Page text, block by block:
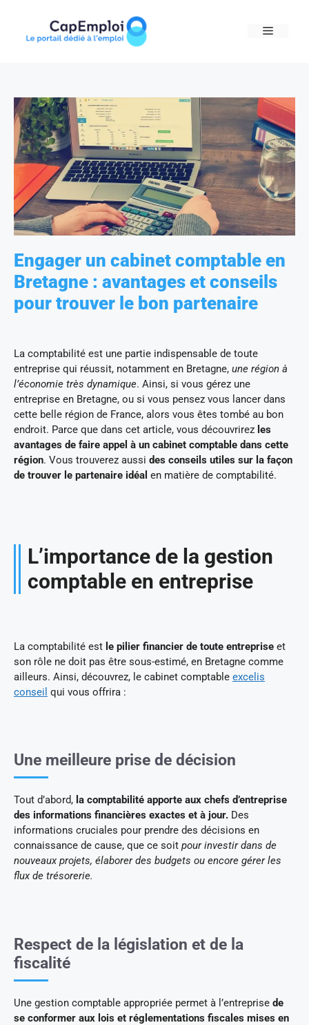
content
MENU
Engager un cabinet comptable en
Bretagne : avantages et conseils
pour trouver le bon partenaire
La comptabilité est une partie indispensable de toute
entreprise qui réussit, notamment en Bretagne, une région à
l’économie très dynamique. Ainsi, si vous gérez une
entreprise en Bretagne, ou si vous pensez vous lancer dans
cette belle région de France, alors vous êtes tombé au bon
endroit. Parce que dans cet article, vous découvrirez les
avantages de faire appel à un cabinet comptable dans cette
région. Vous trouverez aussi des conseils utiles sur la façon
de trouver le partenaire idéal en matière de comptabilité.
L’importance de la gestion
comptable en entreprise
La comptabilité est le pilier financier de toute entreprise et
son rôle ne doit pas être sous-estimé, en Bretagne comme
ailleurs. Ainsi, découvrez, le cabinet comptable excelis
conseil qui vous offrira :
Une meilleure prise de décision
Tout d’abord, la comptabilité apporte aux chefs d’entreprise
des informations financières exactes et à jour. Des
informations cruciales pour prendre des décisions en
connaissance de cause, que ce soit pour investir dans de
nouveaux projets, élaborer des budgets ou encore gérer les
flux de trésorerie.
Respect de la législation et de la
fiscalité
Une gestion comptable appropriée permet à l’entreprise de
se conformer aux lois et réglementations fiscales mises en